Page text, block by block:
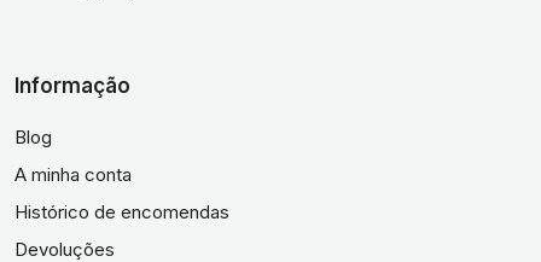
Informação
Blog
A minha conta
Histórico de encomendas
Devoluções